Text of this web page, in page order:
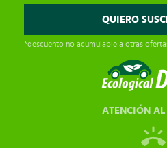
*descuento no acumulable a otras
ATENCIÓN AL